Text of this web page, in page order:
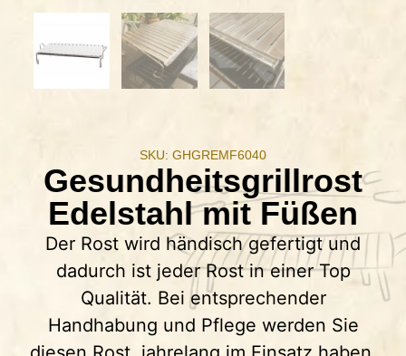
SKU: GHGREMF6040
Gesundheitsgrillrost
Edelstahl mit Füßen
Der Rost wird händisch gefertigt und
dadurch ist jeder Rost in einer Top
Qualität. Bei entsprechender
Handhabung und Pflege werden Sie